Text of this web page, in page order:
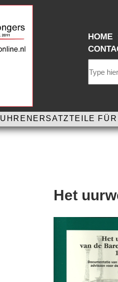
HOME
UHRENERSATZTEILE FÜR
Het